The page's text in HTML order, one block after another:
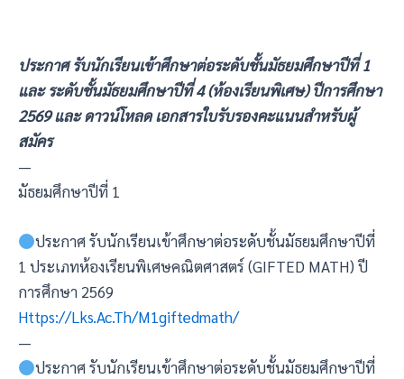
ประกาศ รับนักเรียนเข้าศึกษาต่อระดับชั้นมัธยมศึกษาปีที่ 1
และ ระดับชั้นมัธยมศึกษาปีที่ 4 (ห้องเรียนพิเศษ) ปีการศึกษา
2569 และดาวน์โหลด เอกสารใบรับรองคะแนนสำหรับผู้
สมัคร
—
มัธยมศึกษาปีที่ 1
ประกาศ รับนักเรียนเข้าศึกษาต่อระดับชั้นมัธยมศึกษาปีที่
1 ประเภทห้องเรียนพิเศษคณิตศาสตร์ (GIFTED MATH) ปี
การศึกษา 2569
Https://lks.ac.th/m1giftedmath/
—
ประกาศ รับนักเรียนเข้าศึกษาต่อระดับชั้นมัธยมศึกษาปีที่